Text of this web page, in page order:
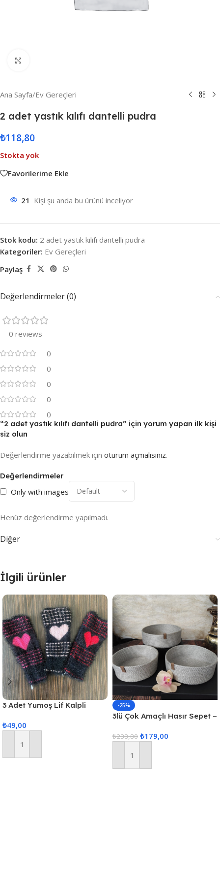
Ana Sayfa/Ev Gereçleri
2 adet yastık kılıfı dantelli pudra
₺118,80
Stokta yok
Favorilerime Ekle
21 Kişi şu anda bu ürünü inceliyor
Stok kodu: 2 adet yastık kılıfı dantelli pudra
Kategoriler: Ev Gereçleri
Paylaş
Değerlendirmeler (0)
0 reviews
0
0
0
0
0
Değerlendirmeler
Only with images
Henüz değerlendirme yapılmadı.
“2 adet yastık kılıfı dantelli pudra” için yorum yapan ilk kişi
siz olun
Değerlendirme yazabilmek için oturum açmalısınız.
Diğer
İlgili ürünler
3 Adet Yumoş Lif Kalpli
₺49,00
Sepete Ekle
-25%
3lü Çok Amaçlı Hasır Sepet –
₺238,80 ₺179,00
Sepete Ekle